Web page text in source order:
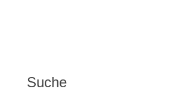
Suche